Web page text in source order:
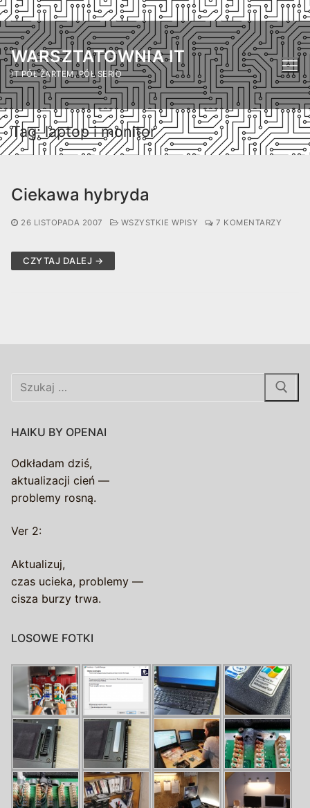
Przejdź
do
treści
WARSZTATOWNIA IT
IT PÓŁ ŻARTEM, PÓŁ SERIO
Tag:laptop i monitor
Ciekawa hybryda
26 LISTOPADA 2007 WSZYSTKIE WPISY 7 KOMENTARZY
CZYTAJ DALEJ →
Szukaj:
HAIKU BY OPENAI
Odkładam dziś,
aktualizacji cień —
problemy rosną.
Ver 2:
Aktualizuj,
czas ucieka, problemy —
cisza burzy trwa.
LOSOWE FOTKI